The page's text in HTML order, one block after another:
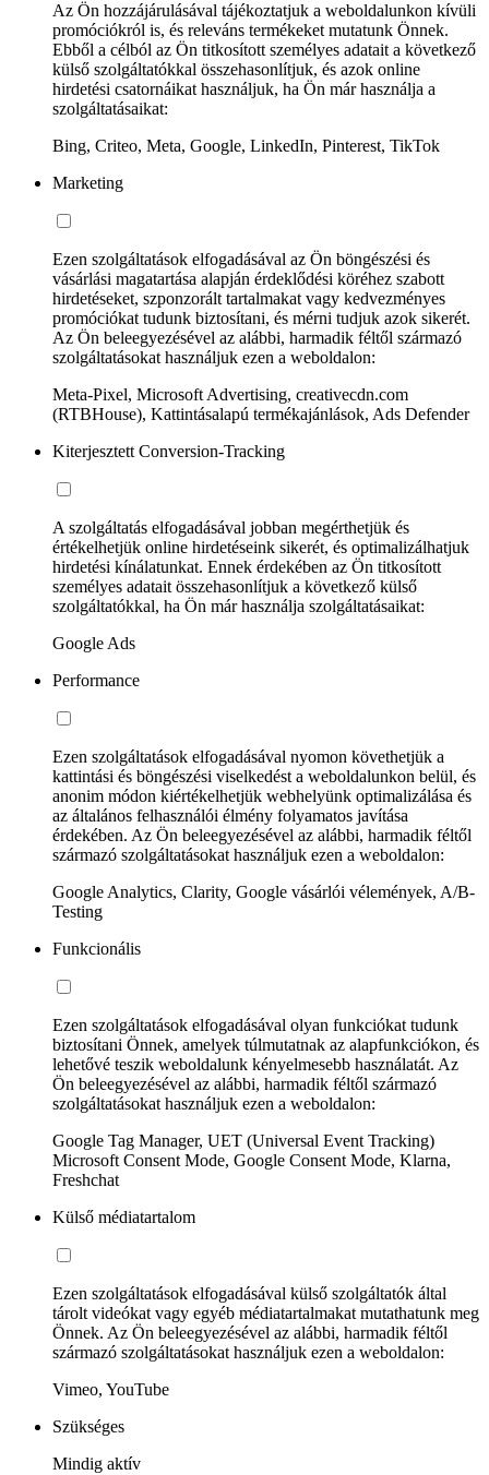
Az Ön hozzájárulásával tájékoztatjuk a weboldalunkon kívüli
promóciókról is, és releváns termékeket mutatunk Önnek.
Ebből a célból az Ön titkosított személyes adatait a következő
külső szolgáltatókkal összehasonlítjuk, és azok online
hirdetési csatornáikat használjuk, ha Ön már használja a
szolgáltatásaikat:
Bing, Criteo, Meta, Google, LinkedIn, Pinterest, TikTok
Marketing
Ezen szolgáltatások elfogadásával az Ön böngészési és
vásárlási magatartása alapján érdeklődési köréhez szabott
hirdetéseket, szponzorált tartalmakat vagy kedvezményes
promóciókat tudunk biztosítani, és mérni tudjuk azok sikerét.
Az Ön beleegyezésével az alábbi, harmadik féltől származó
szolgáltatásokat használjuk ezen a weboldalon:
Meta-Pixel, Microsoft Advertising, creativecdn.com
(RTBHouse), Kattintásalapú termékajánlások, Ads Defender
Kiterjesztett Conversion-Tracking
A szolgáltatás elfogadásával jobban megérthetjük és
értékelhetjük online hirdetéseink sikerét, és optimalizálhatjuk
hirdetési kínálatunkat. Ennek érdekében az Ön titkosított
személyes adatait összehasonlítjuk a következő külső
szolgáltatókkal, ha Ön már használja szolgáltatásaikat:
Google Ads
Performance
Ezen szolgáltatások elfogadásával nyomon követhetjük a
kattintási és böngészési viselkedést a weboldalunkon belül, és
anonim módon kiértékelhetjük webhelyünk optimalizálása és
az általános felhasználói élmény folyamatos javítása
érdekében. Az Ön beleegyezésével az alábbi, harmadik féltől
származó szolgáltatásokat használjuk ezen a weboldalon:
Google Analytics, Clarity, Google vásárlói vélemények, A/B-
Testing
Funkcionális
Ezen szolgáltatások elfogadásával olyan funkciókat tudunk
biztosítani Önnek, amelyek túlmutatnak az alapfunkciókon, és
lehetővé teszik weboldalunk kényelmesebb használatát. Az
Ön beleegyezésével az alábbi, harmadik féltől származó
szolgáltatásokat használjuk ezen a weboldalon:
Google Tag Manager, UET (Universal Event Tracking)
Microsoft Consent Mode, Google Consent Mode, Klarna,
Freshchat
Külső médiatartalom
Ezen szolgáltatások elfogadásával külső szolgáltatók által
tárolt videókat vagy egyéb médiatartalmakat mutathatunk meg
Önnek. Az Ön beleegyezésével az alábbi, harmadik féltől
származó szolgáltatásokat használjuk ezen a weboldalon:
Vimeo, YouTube
Szükséges
Mindig aktív